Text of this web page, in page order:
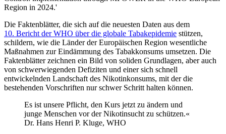
Die Faktenblätter, die sich auf die neuesten Daten aus dem
10. Bericht der WHO über die globale Tabakepidemie stützen,
schildern, wie die Länder der Europäischen Region wesentliche
Maßnahmen zur Eindämmung des Tabakkonsums umsetzen. Die
Faktenblätter zeichnen ein Bild von soliden Grundlagen, aber auch
von schwerwiegenden Defiziten und einer sich schnell
entwickelnden Landschaft des Nikotinkonsums, mit der die
bestehenden Vorschriften nur schwer Schritt halten können.
Es ist unsere Pflicht, den Kurs jetzt zu ändern und
junge Menschen vor der Nikotinsucht zu schützen.«
Dr. Hans Henri P. Kluge, WHO